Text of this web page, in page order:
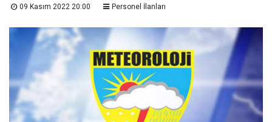
09 Kasım 2022 20:00 Personel İlanları